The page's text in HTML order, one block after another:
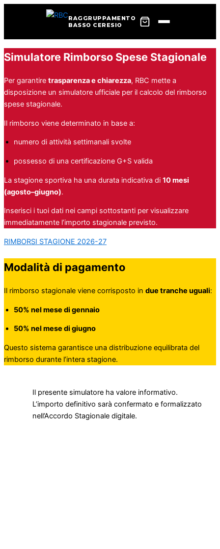
RAGGRUPPAMENTO
BASSO CERESIO
al
Simulatore Rimborso Spese Stagionale
Per garantire trasparenza e chiarezza, RBC mette a
disposizione un simulatore ufficiale per il calcolo del rimborso
spese stagionale.
Il rimborso viene determinato in base a:
numero di attività settimanali svolte
possesso di una certificazione G+S valida
La stagione sportiva ha una durata indicativa di 10 mesi
(agosto–giugno).
Inserisci i tuoi dati nei campi sottostanti per visualizzare
immediatamente l’importo stagionale previsto.
RIMBORSI STAGIONE 2026-27
Modalità di pagamento
Il rimborso stagionale viene corrisposto in due tranche uguali:
50% nel mese di gennaio
50% nel mese di giugno
Questo sistema garantisce una distribuzione equilibrata del
rimborso durante l’intera stagione.
Il presente simulatore ha valore informativo.
L’importo definitivo sarà confermato e formalizzato
nell’Accordo Stagionale digitale.